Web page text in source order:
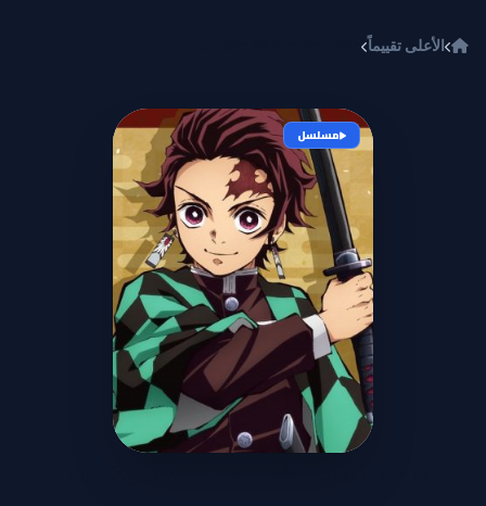
الأعلى تقييماً
مسلسل
Kimetsu Gakuen: Valentine-hen